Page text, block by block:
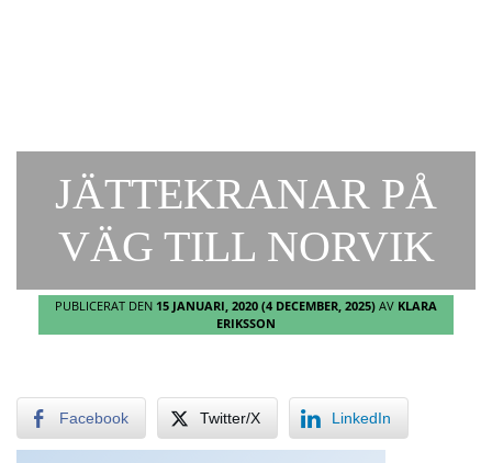
JÄTTEKRANAR PÅ
VÄG TILL NORVIK
PUBLICERAT DEN 15 JANUARI, 2020 (4 DECEMBER, 2025) AV KLARA
ERIKSSON
Facebook Twitter/X LinkedIn